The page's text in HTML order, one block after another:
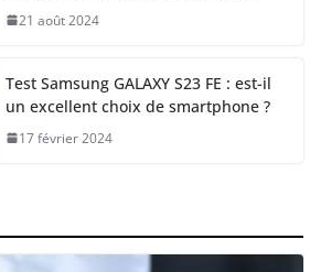
21 août 2024
Test Samsung GALAXY S23 FE : est-il
un excellent choix de smartphone ?
17 février 2024